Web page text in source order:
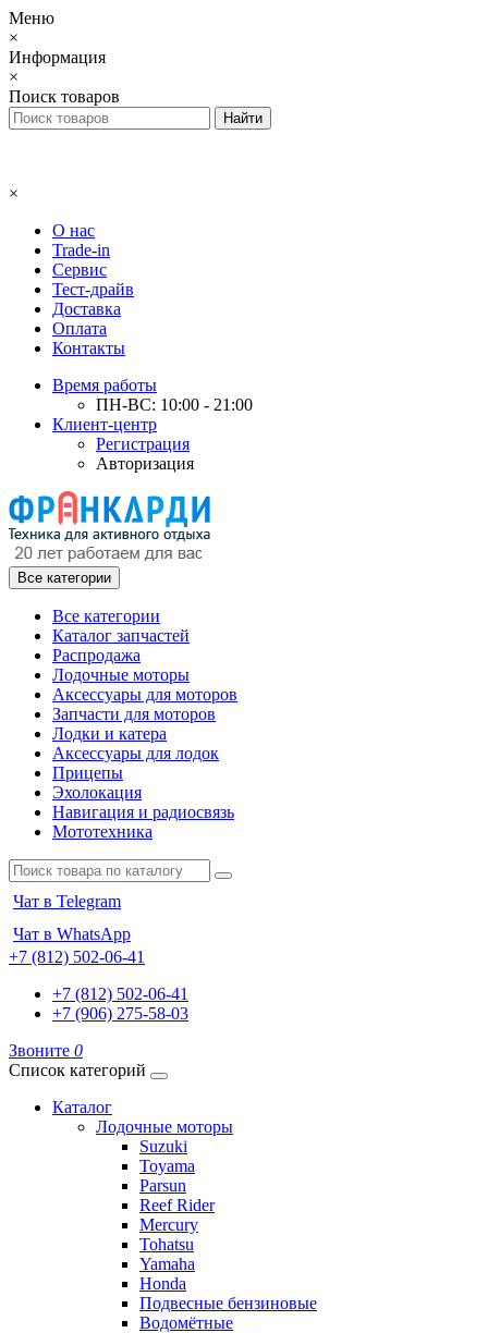
Меню
×
Информация
×
Поиск товаров
×
О нас
Trade-in
Сервис
Тест-драйв
Доставка
Оплата
Контакты
Время работы
ПН-ВС: 10:00 - 21:00
Клиент-центр
Регистрация
Авторизация
Все категории
Все категории
Каталог запчастей
Распродажа
Лодочные моторы
Аксессуары для моторов
Запчасти для моторов
Лодки и катера
Аксессуары для лодок
Прицепы
Эхолокация
Навигация и радиосвязь
Мототехника
Чат в Telegram
Чат в WhatsApp
+7 (812) 502-06-41
+7 (812) 502-06-41
+7 (906) 275-58-03
Звоните 0
Список категорий
Каталог
Лодочные моторы
Suzuki
Toyama
Parsun
Reef Rider
Mercury
Tohatsu
Yamaha
Honda
Подвесные бензиновые
Водомётные